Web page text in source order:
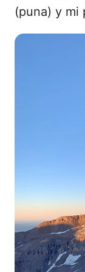
(puna) y mi